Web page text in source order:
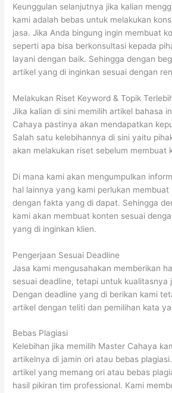
Keunggulan selanjutnya jika kalian
kami adalah bebas untuk melakukan
jasa. Jika Anda bingung ingin membuat
seperti apa bisa berkonsultasi kepada
layani dengan baik. Sehingga dengan
artikel yang di inginkan sesuai dengan
Melakukan Riset Keyword & Topik
Jika kalian di sini memilih artikel bahasa
Cahaya pastinya akan mendapatkan
Salah satu kelebihannya di sini yaitu
akan melakukan riset sebelum membuat
Di mana kami akan mengumpulkan
hal lainnya yang kami perlukan membuat
dengan fakta yang di dapat. Sehingga
kami akan membuat konten sesuai
yang di inginkan klien.
Pengerjaan Sesuai Deadline
Jasa kami mengusahakan memberikan
sesuai deadline, tetapi untuk kualitasnya
Dengan deadline yang di berikan kami
artikel dengan teliti dan pemilihan kata
Bebas Plagiasi
Kelebihan jika memilih Master Cahaya
artikelnya di jamin ori atau bebas
artikel yang memang ori atau bebas
hasil pikiran tim professional. Kami